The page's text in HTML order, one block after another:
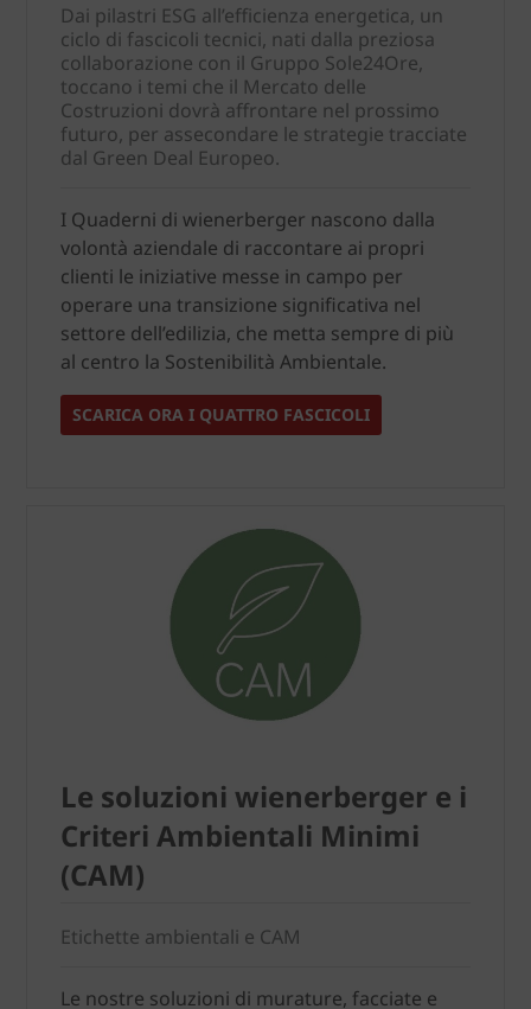
Dai pilastri ESG all’efficienza energetica, un
ciclo di fascicoli tecnici, nati dalla preziosa
collaborazione con il Gruppo Sole24Ore,
toccano i temi che il Mercato delle
Costruzioni dovrà affrontare nel prossimo
futuro, per assecondare le strategie tracciate
dal Green Deal Europeo.
I Quaderni di wienerberger nascono dalla
volontà aziendale di raccontare ai propri
clienti le iniziative messe in campo per
operare una transizione significativa nel
settore dell’edilizia, che metta sempre di più
al centro la Sostenibilità Ambientale.
SCARICA ORA I QUATTRO FASCICOLI
Le soluzioni wienerberger e i
Criteri Ambientali Minimi
(CAM)
Etichette ambientali e CAM
Le nostre soluzioni di murature, facciate e